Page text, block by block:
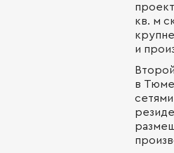
кв. м
и
в